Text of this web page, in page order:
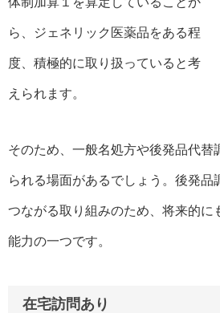
ら、ジェネリック医薬品をある程
度、積極的に取り扱っていると考
えられます。
そのため、一般名処方や後発品代替
られる場面があるでしょう。後発品
つながる取り組みのため、将来的に
能力の一つです。
在宅訪問あり